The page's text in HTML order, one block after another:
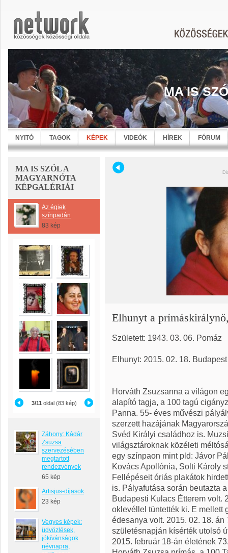
MA IS
NYITÓ TAGOK KÉPEK VIDEÓK HÍREK FÓRUM
MA IS SZÓL A
MAGYARNÓTA
KÉPGALÉRIÁI
Az égiek
színpadán
83 kép
3/11 oldal (83 kép)
Záhony: Kádár
Zsuzsa
szervezésében
megtartott
rendezvények
65 kép
Artisjus-díjasok
23 kép
Vegyes képek:
üdvözlések,
jókívánságok
névnapra,
Elhunyt a
Született: 1943. 03. 06. Pomáz
Elhunyt: 2015. 02. 18. Budapest
Horváth Zsuzsanna a világon
alapító tagja, a 100 tagú
Panna. 55- éves művészi
szerzett hazájának
Svéd Királyi családhoz is.
világsztároknak közéleti
egy színpaon mint pld: Jávor
Kovács Apollónia, Solti Károly
Fellépéseit óriás plakátok
is. Pályafutása során beutazta
Budapesti Kulacs Étterem volt.
oklevéllel tüntették ki. E mellett
édesanya volt. 2015. 02. 18.
születésnapján kísérték utolsó
2015. február 18-án életének